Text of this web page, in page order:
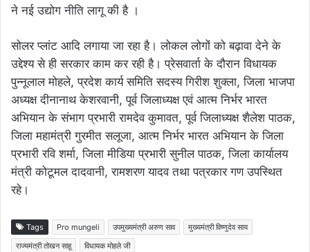
ने नई उद्योग नीति लागू की है ।
सोलर प्लांट आदि लगाया जा रहा है। लोकल लोगों को बढ़ावा देने के
उद्देश्य से ही सरकार काम कर रही है। प्रेसवार्ता के दौरान विधायक
पुन्नूलाल मोहले, प्रदेश कार्य समिति सदस्य गिरीश शुक्ला, जिला भाजपा
अध्यक्ष दीनानाथ केशरवानी, पूर्व जिलाध्यक्ष एवं आत्म निर्भर भारत
अभियान के संभाग प्रभारी रामदेव कुमावत, पूर्व जिलाध्यक्ष शैलेश पाठक,
जिला महामंत्री गुरमीत सलूजा, आत्म निर्भर भारत अभियान के जिला
प्रभारी रवि शर्मा, जिला मीडिया प्रभारी सुनील पाठक, जिला कार्यालय
मंत्री कोटूमल दादवानी, रामशरण यादव तथा पत्रकार गण उपस्थित
रहे।
Tags Pro mungeli उपमुख्यमंत्री अरुण साव
मुख्यमंत्री विष्णुदेव साय
राज्यमंत्री तोखन साहू
विधायक मोहले जी